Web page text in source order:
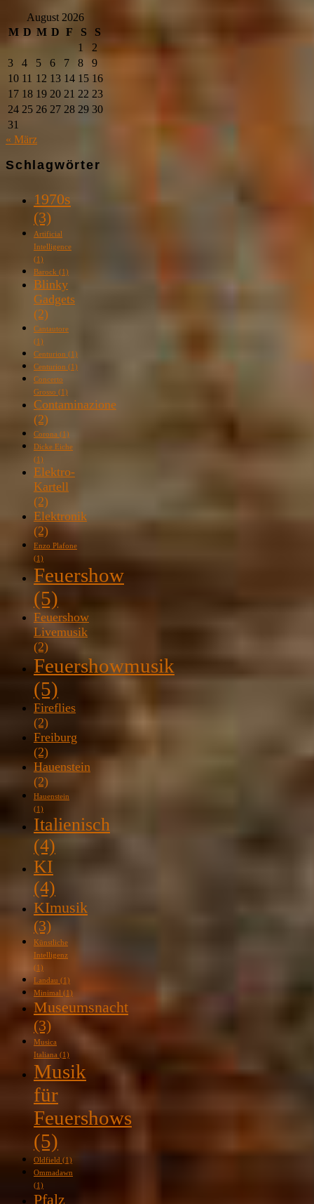
August 2026
M D M D F S
S
1
2
3
4 5 6 7 8
9
10 11 12 13 14 15 16
17 18 19 20 21 22 23
24 25 26 27 28 29 30
31
« März
Schlagwörter
1970s
(3)
Artificial
Intelligence
(1)
Barock (1)
Blinky
Gadgets
(2)
Cantautore
(1)
Centurion (1)
Centurion (1)
Concerto
Grosso (1)
Contaminazione
(2)
Corona (1)
Dicke Eiche
(1)
Elektro-
Kartell
(2)
Elektronik
(2)
Enzo Plafone
(1)
Feuershow
(5)
Feuershow
Livemusik
(2)
Feuershowmusik
(5)
Fireflies
(2)
Freiburg
(2)
Hauenstein
(2)
Hauenstein
(1)
Italienisch
(4)
KI
(4)
KImusik
(3)
Künstliche
Intelligenz
(1)
Landau (1)
Minimal (1)
Museumsnacht
(3)
Musica
Italiana (1)
Musik
für
Feuershows
(5)
Oldfield (1)
Ommadawn
(1)
Pfalz